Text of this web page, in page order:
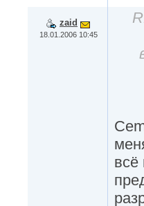
zaid
18.01.2006 10:45
всё